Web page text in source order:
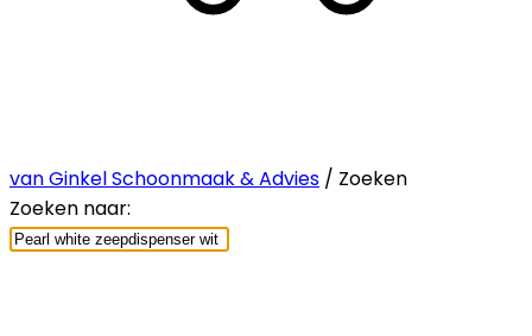
van Ginkel Schoonmaak & Advies / Zoeken
Zoeken naar: